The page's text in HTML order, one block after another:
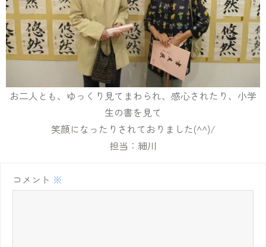
お二人とも、ゆっくり見てまわられ、感心されたり、小学
生の書を見て
笑顔になったりされておりました(^^)/
担当：細川
コメント ※